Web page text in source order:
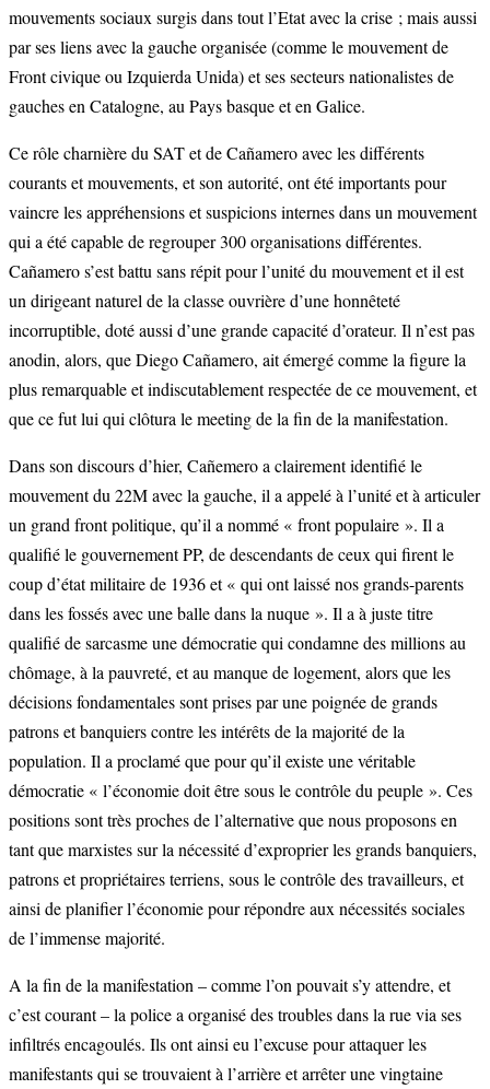
mouvements sociaux surgis dans tout l’Etat avec la crise ; mais aussi
par ses liens avec la gauche organisée (comme le mouvement de
Front civique ou Izquierda Unida) et ses secteurs nationalistes de
gauches en Catalogne, au Pays basque et en Galice.
Ce rôle charnière du SAT et de Cañamero avec les différents
courants et mouvements, et son autorité, ont été importants pour
vaincre les appréhensions et suspicions internes dans un mouvement
qui a été capable de regrouper 300 organisations différentes.
Cañamero s’est battu sans répit pour l’unité du mouvement et il est
un dirigeant naturel de la classe ouvrière d’une honnêteté
incorruptible, doté aussi d’une grande capacité d’orateur. Il n’est pas
anodin, alors, que Diego Cañamero, ait émergé comme la figure la
plus remarquable et indiscutablement respectée de ce mouvement, et
que ce fut lui qui clôtura le meeting de la fin de la manifestation.
Dans son discours d’hier, Cañemero a clairement identifié le
mouvement du 22M avec la gauche, il a appelé à l’unité et à articuler
un grand front politique, qu’il a nommé « front populaire ». Il a
qualifié le gouvernement PP, de descendants de ceux qui firent le
coup d’état militaire de 1936 et « qui ont laissé nos grands-parents
dans les fossés avec une balle dans la nuque ». Il a à juste titre
qualifié de sarcasme une démocratie qui condamne des millions au
chômage, à la pauvreté, et au manque de logement, alors que les
décisions fondamentales sont prises par une poignée de grands
patrons et banquiers contre les intérêts de la majorité de la
population. Il a proclamé que pour qu’il existe une véritable
démocratie « l’économie doit être sous le contrôle du peuple ». Ces
positions sont très proches de l’alternative que nous proposons en
tant que marxistes sur la nécessité d’exproprier les grands banquiers,
patrons et propriétaires terriens, sous le contrôle des travailleurs, et
ainsi de planifier l’économie pour répondre aux nécessités sociales
de l’immense majorité.
A la fin de la manifestation – comme l’on pouvait s’y attendre, et
c’est courant – la police a organisé des troubles dans la rue via ses
infiltrés encagoulés. Ils ont ainsi eu l’excuse pour attaquer les
manifestants qui se trouvaient à l’arrière et arrêter une vingtaine